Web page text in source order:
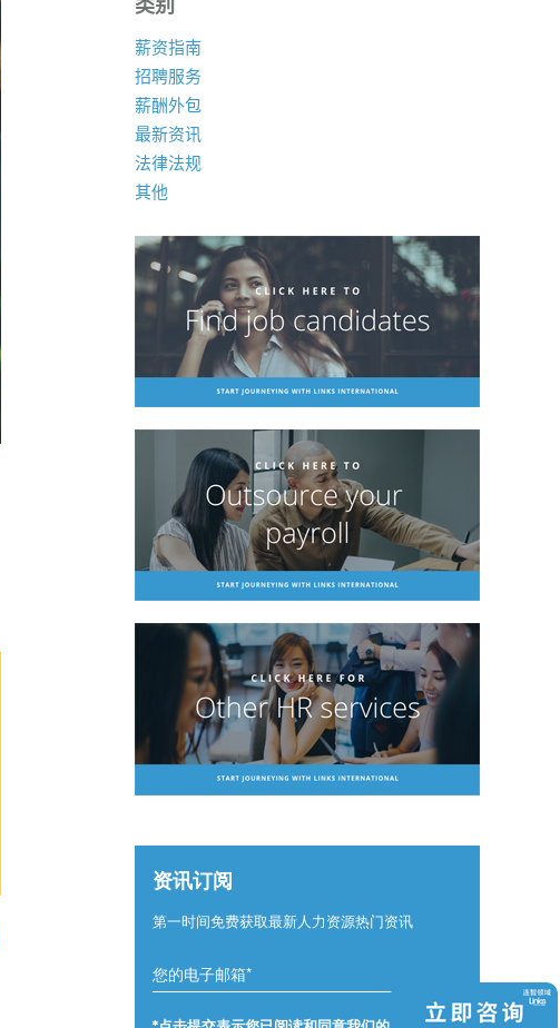
薪资指南
招聘服务
薪酬外包
最新资讯
法律法规
其他